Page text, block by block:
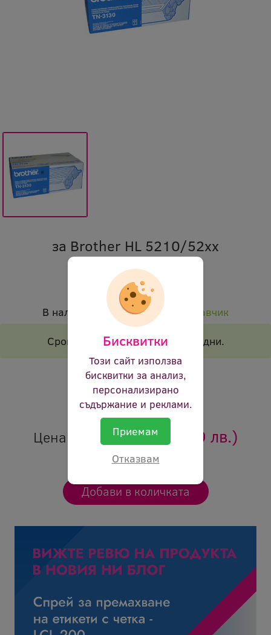
за Brother HL 5210/52xx
Марка: Brother
Код:obl tn3130 4523
В наличност:Налично при доставчик
Срок на доставка 1-2 работни дни.
Брой страници: 3500p
Цвят: черен
Ревю: Оцени продукта
Цена: 110.28 €(215.69 лв.)
Бисквитки
Този сайт използва
бисквитки за анализ,
персонализирано
съдържание и реклами.
Приемам
Отказвам